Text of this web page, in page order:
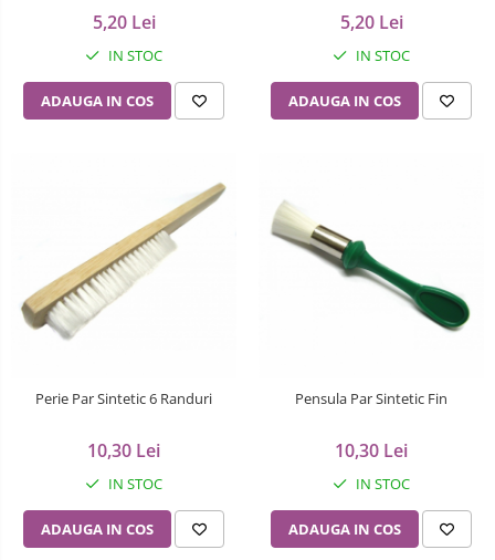
5,20 Lei
IN STOC
ADAUGA IN COS
5,20 Lei
IN STOC
ADAUGA IN COS
Perie Par Sintetic 6 Randuri
10,30 Lei
IN STOC
ADAUGA IN COS
Pensula Par Sintetic Fin
10,30 Lei
IN STOC
ADAUGA IN COS